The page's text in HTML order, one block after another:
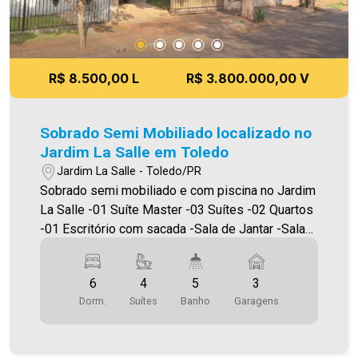
como alteração dos preços e imagens. Fotos
meramente ilustrativas. Mostrar menos
R$ 8.500,00 L R$ 3.800.000,00 V
Sobrado Semi Mobiliado localizado no
Jardim La Salle em Toledo
Jardim La Salle - Toledo/PR
Sobrado semi mobiliado e com piscina no Jardim
La Salle -01 Suíte Master -03 Suítes -02 Quartos
-01 Escritório com sacada -Sala de Jantar -Sala
churrasqueira -Área de serviço -Lavabo -
Lavanderia -Piscina -03 Vagas de garagem -
Aquecimento Solar -03 Ar Condicionado -Ampla
6
Dorm.
4
Suítes
5
Banho
3
Garagens